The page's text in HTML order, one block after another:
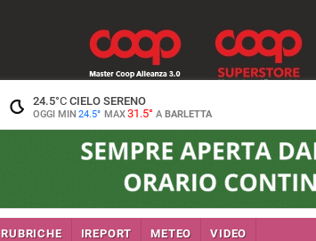
24.5°CCIELO SERENO
OGGI MIN 24.5° MAX31.5° A BARLETTA
RUBRICHE IREPORT METEO VIDEO